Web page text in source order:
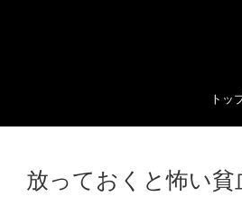
トッ
放っておくと怖い貧